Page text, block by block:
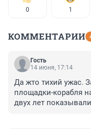
0 1
КОММЕНТАРИИ
Гость
14 июня, 17:14
Да жто тихий ужас.
площадки-корабля
двух лет
идут на спектакль